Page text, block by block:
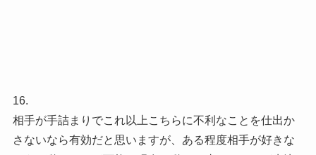
16.
相手が手詰まりでこれ以上こちらに不利なことを仕出か
さないなら有効だと思いますが、ある程度相手が好きな